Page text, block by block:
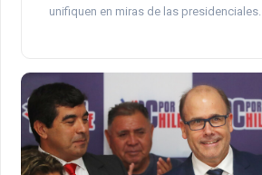
unifiquen en miras de las presidenciales.